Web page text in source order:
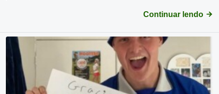
Continuar lendo